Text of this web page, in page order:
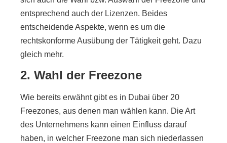
entsprechend auch der Lizenzen. Beides
entscheidende Aspekte, wenn es um die
rechtskonforme Ausübung der Tätigkeit geht. Dazu
gleich mehr.
2. Wahl der Freezone
Wie bereits erwähnt gibt es in Dubai über 20
Freezones, aus denen man wählen kann. Die Art
des Unternehmens kann einen Einfluss darauf
haben, in welcher Freezone man sich niederlassen